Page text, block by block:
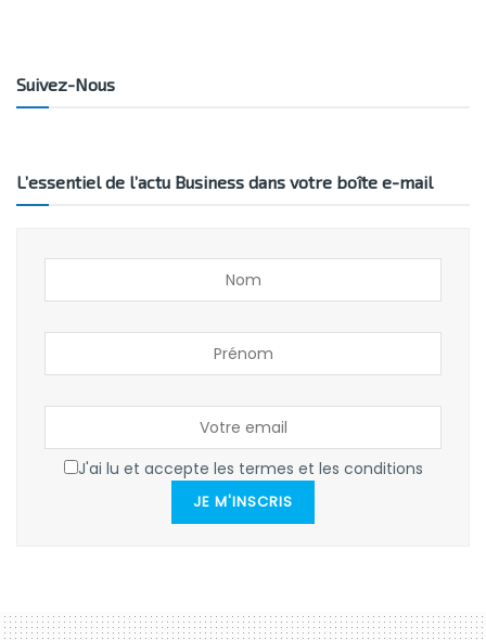
Suivez-Nous
L’essentiel de l’actu Business dans votre boîte e-mail
J'ai lu et accepte les termes et les conditions
JE M'INSCRIS